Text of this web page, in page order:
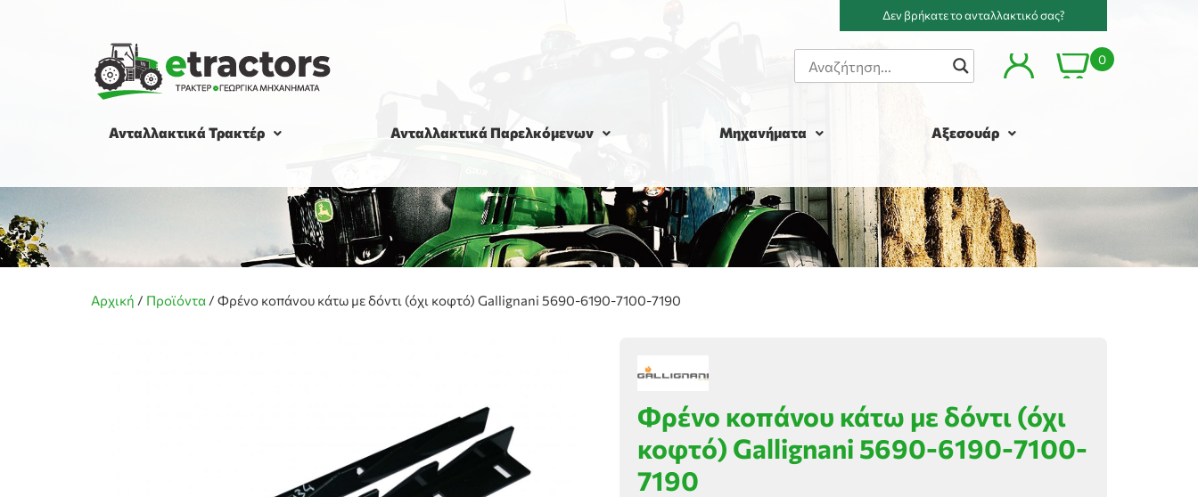
Δεν βρήκατε το ανταλλακτικό σας?
0
Ανταλλακτικά Τρακτέρ Ανταλλακτικά Παρελκόμενων Μηχανήματα Αξεσουάρ
Αρχική / Προϊόντα / Φρένο κοπάνου κάτω με δόντι (όχι κοφτό) Gallignani 5690-6190-7100-7190
Φρένο κοπάνου κάτω με δόντι (όχι
κοφτό) Gallignani 5690-6190-7100-
7190